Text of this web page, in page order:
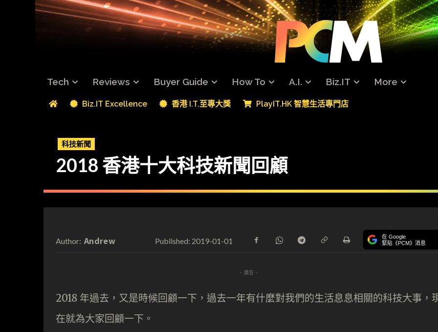
Tech Reviews Buyer Guide How To A.I. Biz.IT More
Biz.IT Excellence 香港 I.T.至專大獎 PlayIT.HK 智慧生活專門店
科技新聞
2018 香港十大科技新聞回顧
Author: Andrew Published: 2019-01-01 在 Google
緊貼《PCM》消息
- 廣告 -
2018 年過去，又是時候回顧一下，過去一年有什麼對我們的生活息息相關的科技大事，
在就為大家回顧一下。